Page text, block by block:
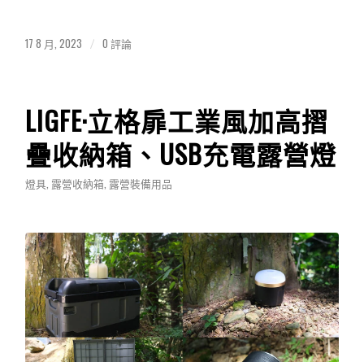
17 8 月, 2023 / 0 評論
LIGFE·立格扉工業風加高摺
疊收納箱、USB充電露營燈
燈具, 露營收納箱, 露營裝備用品